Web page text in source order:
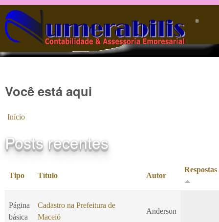
Pular para o conteúdo principal
®️
Você está aqui
Início
Posts recentes
Tipo Título Autor
Respostas
Página
básica
Cadastro na Prefeitura de
Maceió
Anderson